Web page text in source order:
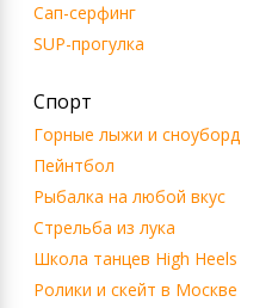
Сап-серфинг
SUP-прогулка
Спорт
Горные лыжи и сноуборд
Пейнтбол
Рыбалка на любой вкус
Стрельба из лука
Школа танцев High Heels
Ролики и скейт в Москве